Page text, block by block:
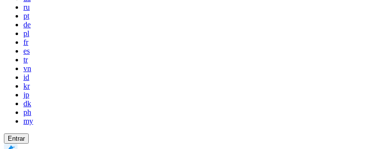
ru
pt
de
pl
fr
es
tr
vn
id
kr
jp
dk
ph
my
Entrar